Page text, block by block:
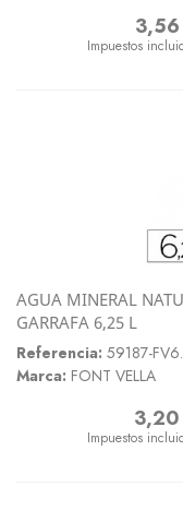
Impuestos
AGUA MINERAL
GARRAFA 6,25 L
Referencia: 59187-
Marca: FONT VELLA
Impuestos